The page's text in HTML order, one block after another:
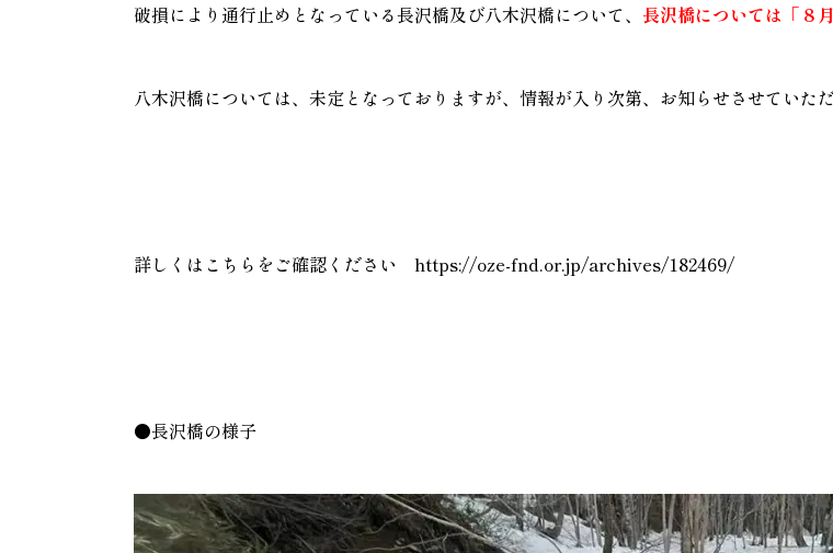
破損により通行止めとなっている長沢橋及び八木沢橋について、 長沢橋については「８
八木沢橋については、未定となっておりますが、情報が入り次第、お知らせさせていただ
詳しくはこちらをご確認ください https://oze-fnd.or.jp/archives/182469/
●長沢橋の様子